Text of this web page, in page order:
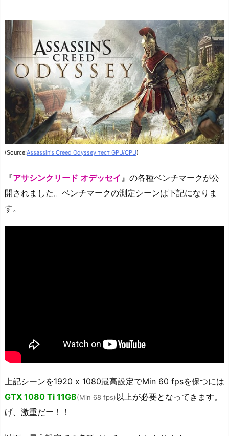
(Source:Assassin's Creed Odyssey тест GPU/CPU)
『アサシンクリード オデッセイ 』の各種ベンチマークが公
開されました。ベンチマークの測定シーンは下記になりま
す。
上記シーンを1920 x 1080最高設定でMin 60 fpsを保つには
GTX 1080 Ti 11GB(Min 68 fps)以上が必要となってきます。
げ、激重だー！！